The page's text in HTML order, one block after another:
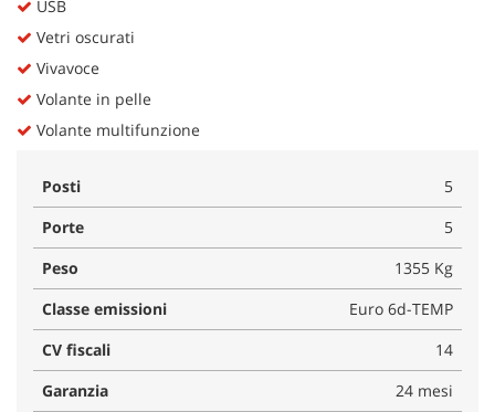
USB
Vetri oscurati
Vivavoce
Volante in pelle
Volante multifunzione
Posti
5
Porte
5
Peso
1355 Kg
Classe emissioni
Euro 6d-TEMP
CV fiscali
14
Garanzia
24 mesi